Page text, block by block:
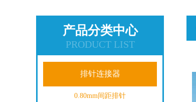
产品分类中心
PRODUCT LIST
排针连接器
0.80mm间距排针